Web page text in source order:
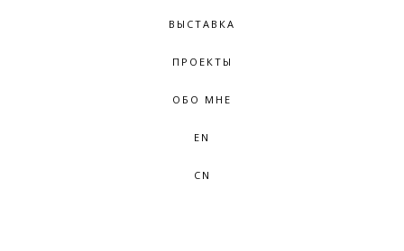
ВЫСТАВКА
ПРОЕКТЫ
ОБО МНЕ
EN
CN